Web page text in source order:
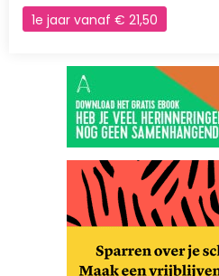
1e jaar vanaf € 21,50